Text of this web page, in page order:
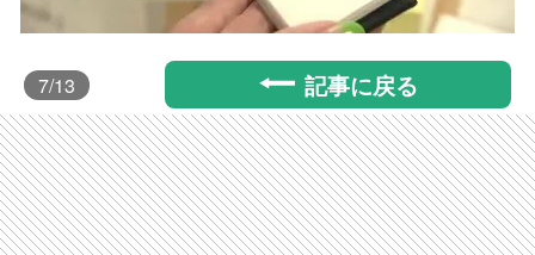
7/13 記事に戻る